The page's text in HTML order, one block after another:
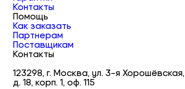
Контакты
Помощь
Как заказать
Партнерам
Поставщикам
Контакты
123298, г. Москва, ул. 3-я Хорошёвская,
д. 18, корп. 1, оф. 115